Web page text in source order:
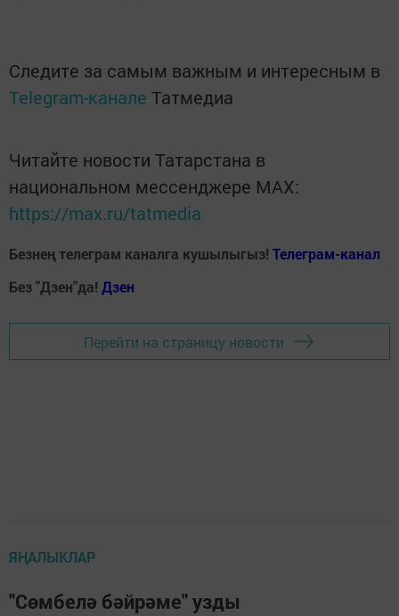
Следите за самым важным и интересным в
Telegram-канале Татмедиа
Читайте новости Татарстана в
национальном мессенджере MАХ:
https://max.ru/tatmedia
Безнең телеграм каналга кушылыгыз! Телеграм-канал
Без "Дзен"да! Дзен
Перейти на страницу новости
ЯҢАЛЫКЛАР
"Сөмбелә бәйрәме" узды